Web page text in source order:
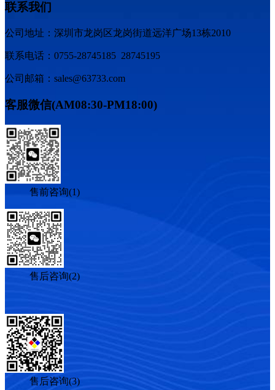
联系我们
公司地址：深圳市龙岗区龙岗街道远洋广场13栋2010
联系电话：0755-28745185 28745195
公司邮箱：sales@63733.com
客服微信(AM08:30-PM18:00)
售前咨询(1)
售后咨询(2)
售后咨询(3)